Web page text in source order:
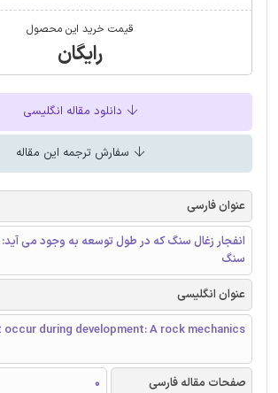
قیمت خرید این محصول
رایگان
دانلود مقاله انگلیسی
سفارش ترجمه این مقاله
عنوان فارسی
انفجار زغال سنگ که در طول توسعه به وجود می
سنگ
عنوان انگلیسی
during development: A rock mechanics
صفحات مقاله فارسی
0